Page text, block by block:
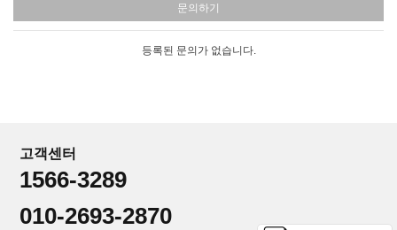
문의하기
등록된 문의가 없습니다.
고객센터
1566-3289
010-2693-2870